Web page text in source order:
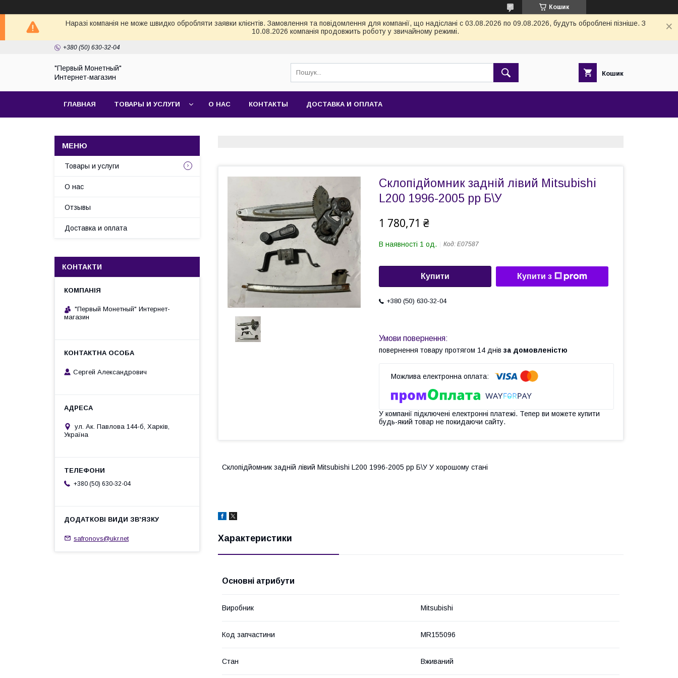
Кошик
Наразі компанія не може швидко обробляти заявки клієнтів. Замовлення та повідомлення для компанії, що надіслані с 03.08.2026 по 09.08.2026, будуть оброблені пізніше. З
10.08.2026 компанія продовжить роботу у звичайному режимі.
+380 (50) 630-32-04
"Первый Монетный"
Интернет-магазин
Кошик
ГЛАВНАЯ ТОВАРЫ И УСЛУГИ О НАС КОНТАКТЫ ДОСТАВКА И ОПЛАТА
Склопідйомник задній лівий Mitsubishi
L200 1996-2005 рр Б\У
1 780,71 ₴
В наявності 1 од. Код: Е07587
Купити Купити з
+380 (50) 630-32-04
повернення товару протягом 14 днів за домовленістю
У компанії підключені електронні платежі. Тепер ви можете купити
будь-який товар не покидаючи сайту.
Склопідйомник задній лівий Mitsubishi L200 1996-2005 рр Б\У У хорошому стані
Характеристики
Основні атрибути
Виробник Mitsubishi
Код запчастини MR155096
Стан Вживаний
Товары и услуги
О нас
Отзывы
Доставка и оплата
КОНТАКТИ
"Первый Монетный" Интернет-
магазин
Сергей Александрович
ул. Ак. Павлова 144-б, Харків,
Україна
+380 (50) 630-32-04
safronovs@ukr.net